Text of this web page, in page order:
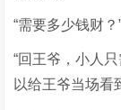
“需要多少钱财？
“回王爷，小人
以给王爷当场看